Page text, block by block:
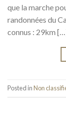
que la marche
randonnées du
connus : 29km
Posted inNon